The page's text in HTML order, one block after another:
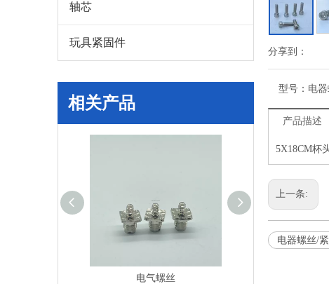
轴芯
玩具紧固件
相关产品
电气螺丝
分享到：
型号： 电
产品描述
5X18CM杯
上一条:
电器螺丝/